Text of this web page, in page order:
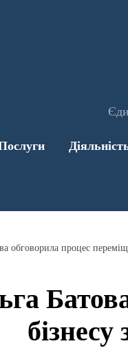
обговорила процес